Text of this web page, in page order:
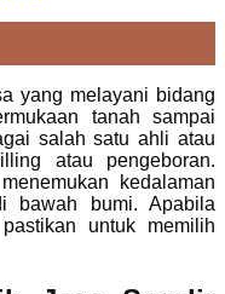
yang melayani bidang
tanah sampai
salah satu ahli atau
atau pengeboran.
kedalaman
bawah bumi. Apabila
untuk memilih